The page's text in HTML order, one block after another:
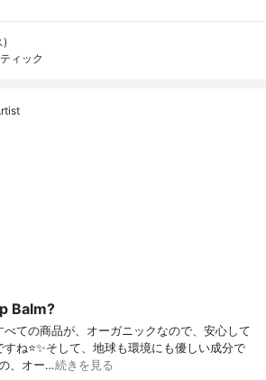
)
ィック
Balm?
べての商品が、オーガニックなので、安心して
ね⭐️✨そして、地球も環境にも優しい成分で
、オー…続きを見る